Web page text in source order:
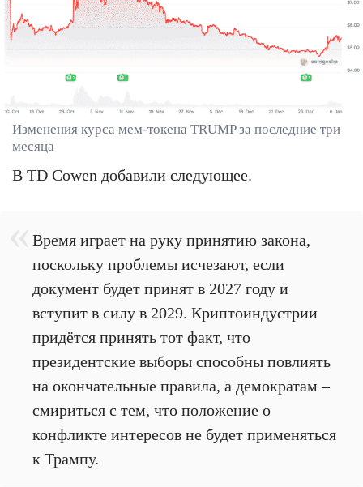
Изменения курса мем-токена TRUMP за последние три
месяца
В TD Cowen добавили следующее.
Время играет на руку принятию закона,
поскольку проблемы исчезают, если
документ будет принят в 2027 году и
вступит в силу в 2029. Криптоиндустрии
придётся принять тот факт, что
президентские выборы способны повлиять
на окончательные правила, а демократам –
смириться с тем, что положение о
конфликте интересов не будет применяться
к Трампу.